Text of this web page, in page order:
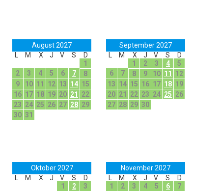
August 2027
L
M X J V S
D
1
2
3 4 5 6 7
8
9
10 11 12 13 14 15
16 17 18 19 20 21
22
23 24 25 26 27 28 29
30 31
September 2027
L
M X J V S
D
1
2 3 4
5
6
7 8 9 10 11
12
13 14 15 16 17 18 19
20 21 22 23 24 25 26
27 28 29 30
Oktober 2027
L
M X J V S
D
1
2
3
November 2027
L
M X J V S
D
1
2 3 4 5 6
7